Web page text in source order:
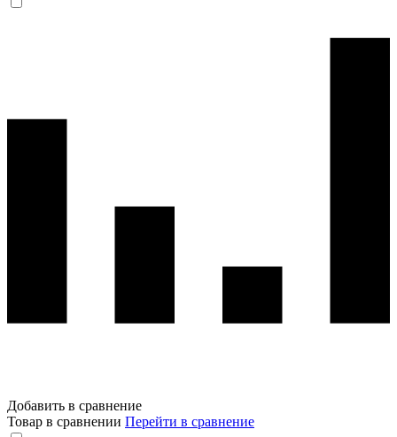
Добавить в сравнение
Товар в сравнении Перейти в сравнение